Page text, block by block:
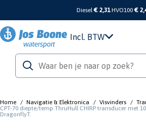
Diesel€ 2,31 HVO100 €
Incl. BTW
Home / Navigatie & Elektronica / Visvinders /
CPT-70 diepte/temp ThruHull CHIRP transducer met
DragonflyT.